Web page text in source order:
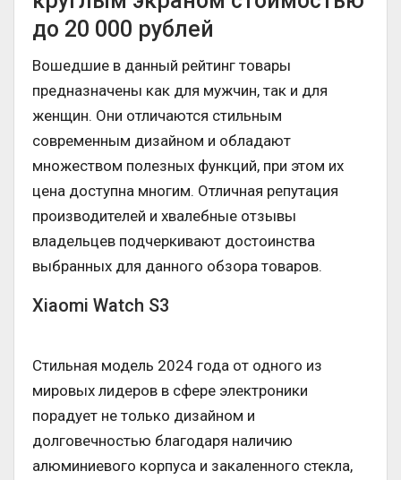
до 20 000 рублей
Вошедшие в данный рейтинг товары
предназначены как для мужчин, так и для
женщин. Они отличаются стильным
современным дизайном и обладают
множеством полезных функций, при этом их
цена доступна многим. Отличная репутация
производителей и хвалебные отзывы
владельцев подчеркивают достоинства
выбранных для данного обзора товаров.
Xiaomi Watch S3
Стильная модель 2024 года от одного из
мировых лидеров в сфере электроники
порадует не только дизайном и
долговечностью благодаря наличию
алюминиевого корпуса и закаленного стекла,